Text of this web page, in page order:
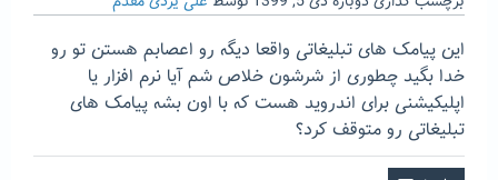
این پیامک های تبلیغاتی واقعا دیگه رو اعصابم هستن تو رو
خدا بگید چطوری از شرشون خلاص شم آیا نرم افزار یا
اپلیکیشنی برای اندروید هست که با اون بشه پیامک های
تبلیغاتی رو متوقف کرد؟